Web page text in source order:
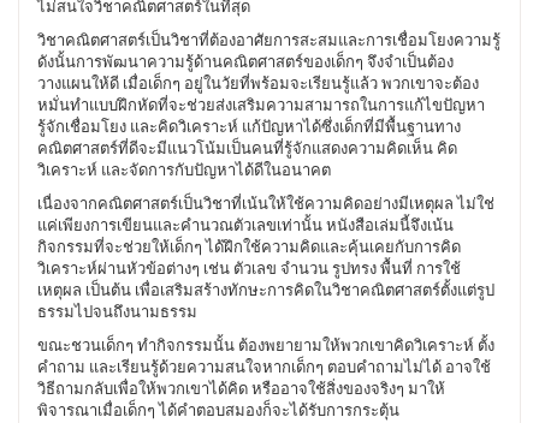
ไม่สนใจวิชาคณิตศาสตร์ในที่สุด
วิชาคณิตศาสตร์เป็นวิชาที่ต้องอาศัยการสะสมและการเชื่อมโยงความรู้
ดังนั้นการพัฒนาความรู้ด้านคณิตศาสตร์ของเด็กๆ จึงจำเป็นต้อง
วางแผนให้ดี เมื่อเด็กๆ อยู่ในวัยที่พร้อมจะเรียนรู้แล้ว พวกเขาจะต้อง
หมั่นทำแบบฝึกหัดที่จะช่วยส่งเสริมความสามารถในการแก้ไขปัญหา
รู้จักเชื่อมโยง และคิดวิเคราะห์ แก้ปัญหาได้ซึ่งเด็กที่มีพื้นฐานทาง
คณิตศาสตร์ที่ดีจะมีแนวโน้มเป็นคนที่รู้จักแสดงความคิดเห็น คิด
วิเคราะห์ และจัดการกับปัญหาได้ดีในอนาคต
เนื่องจากคณิตศาสตร์เป็นวิชาที่เน้นให้ใช้ความคิดอย่างมีเหตุผล ไม่ใช่
แค่เพียงการเขียนและคำนวณตัวเลขเท่านั้น หนังสือเล่มนี้จึงเน้น
กิจกรรมที่จะช่วยให้เด็กๆ ได้ฝึกใช้ความคิดและคุ้นเคยกับการคิด
วิเคราะห์ผ่านหัวข้อต่างๆ เช่น ตัวเลข จำนวน รูปทรง พื้นที่ การใช้
เหตุผล เป็นต้น เพื่อเสริมสร้างทักษะการคิดในวิชาคณิตศาสตร์ตั้งแต่รูป
ธรรมไปจนถึงนามธรรม
ขณะชวนเด็กๆ ทำกิจกรรมนั้น ต้องพยายามให้พวกเขาคิดวิเคราะห์ ตั้ง
คำถาม และเรียนรู้ด้วยความสนใจหากเด็กๆ ตอบคำถามไม่ได้ อาจใช้
วิธีถามกลับเพื่อให้พวกเขาได้คิด หรืออาจใช้สิ่งของจริงๆ มาให้
พิจารณาเมื่อเด็กๆ ได้คำตอบสมองก็จะได้รับการกระตุ้น